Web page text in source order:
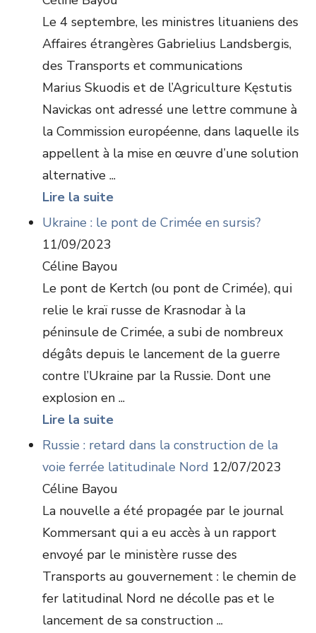
Le 4 septembre, les ministres lituaniens des
Affaires étrangères Gabrielius Landsbergis,
des Transports et communications
Marius Skuodis et de l’Agriculture Kęstutis
Navickas ont adressé une lettre commune à
la Commission européenne, dans laquelle ils
appellent à la mise en œuvre d’une solution
alternative ...
Lire la suite
Ukraine : le pont de Crimée en sursis?
11/09/2023
Céline Bayou
Le pont de Kertch (ou pont de Crimée), qui
relie le kraï russe de Krasnodar à la
péninsule de Crimée, a subi de nombreux
dégâts depuis le lancement de la guerre
contre l’Ukraine par la Russie. Dont une
explosion en ...
Lire la suite
Russie : retard dans la construction de la
voie ferrée latitudinale Nord 12/07/2023
Céline Bayou
La nouvelle a été propagée par le journal
Kommersant qui a eu accès à un rapport
envoyé par le ministère russe des
Transports au gouvernement : le chemin de
fer latitudinal Nord ne décolle pas et le
lancement de sa construction ...